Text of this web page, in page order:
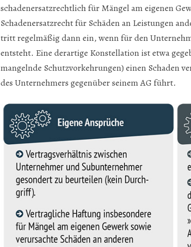
schadenersatzrechtlich für Mängel am eigenen
Schadenersatzrecht für Schäden an Leistungen
tritt regelmäßig dann ein, wenn für den
entsteht. Eine derartige Konstellation ist etwa
mangelnde Schutzvorkehrungen) einen Schaden
des Unternehmers gegenüber seinem AG führt.